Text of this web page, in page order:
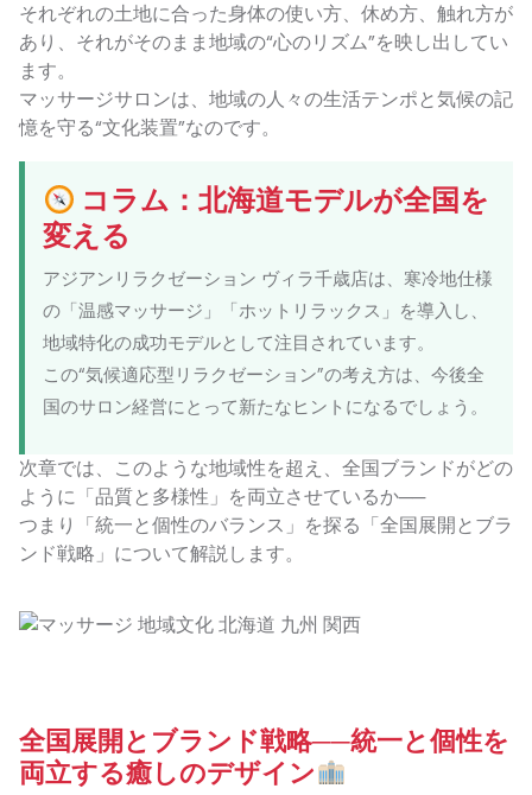
それぞれの土地に合った身体の使い方、休め方、触れ方が
あり、それがそのまま地域の“心のリズム”を映し出してい
ます。
マッサージサロンは、地域の人々の生活テンポと気候の記
憶を守る“文化装置”なのです。
コラム：北海道モデルが全国を
変える
アジアンリラクゼーション ヴィラ千歳店は、寒冷地仕様
の「温感マッサージ」「ホットリラックス」を導入し、
地域特化の成功モデルとして注目されています。
この“気候適応型リラクゼーション”の考え方は、今後全
国のサロン経営にとって新たなヒントになるでしょう。
次章では、このような地域性を超え、全国ブランドがどの
ように「品質と多様性」を両立させているか──
つまり「統一と個性のバランス」を探る「全国展開とブラ
ンド戦略」について解説します。
全国展開とブランド戦略──統一と個性を
両立する癒しのデザイン